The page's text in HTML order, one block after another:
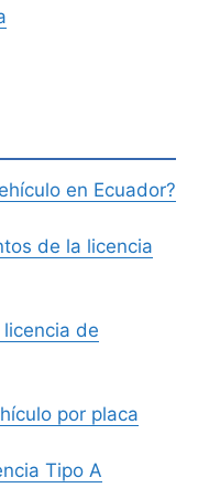
en Ecuador?
de la licencia
de
por placa
Tipo A